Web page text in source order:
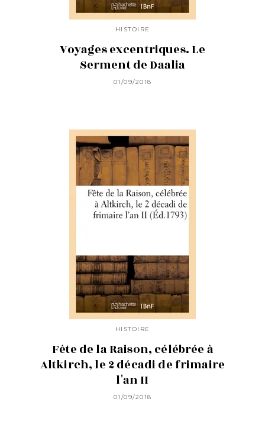
HISTOIRE
Voyages excentriques. Le
Serment de Daalia
01/09/2018
HISTOIRE
Fête de la Raison, célébrée à
Altkirch, le 2 décadi de frimaire
l'an II
01/09/2018